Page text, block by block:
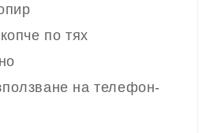
по тях
на телефон-